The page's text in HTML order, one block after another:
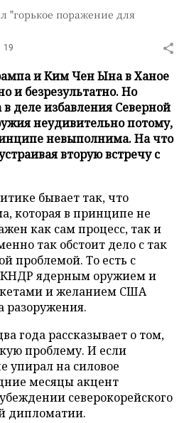
"горькое поражение для
19
и Ким Чен Ына в Ханое
и безрезультатно. Но
в деле избавления Северной
неудивительно потому,
невыполнима. На что
вторую встречу с
бывает так, что
которая в принципе не
как сам процесс, так и
так обстоит дело с так
проблемой. То есть с
КНДР ядерным оружием и
и желанием США
разоружения.
года рассказывает о том,
проблему. И если
упирал на силовое
месяцы акцент
северокорейского
дипломатии.